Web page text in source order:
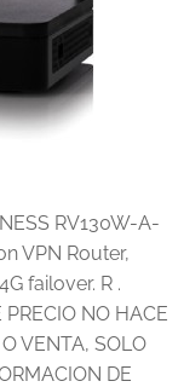
RV130W-A-
VPN Router,
failover. R .
NO HACE
VENTA, SOLO
DE